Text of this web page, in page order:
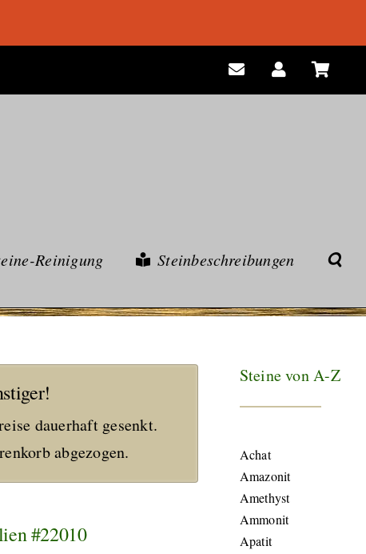
Reinigung Steinbeschreibungen
dauerhaft gesenkt.
abgezogen.
#22010
Steine von A-Z
Achat
Amazonit
Amethyst
Ammonit
Apatit